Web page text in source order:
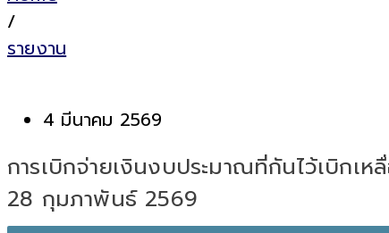
/
รายงาน
4 มีนาคม 2569
การเบิกจ่ายเงินงบประมาณที่กันไว้เบิ
28 กุมภาพันธ์ 2569